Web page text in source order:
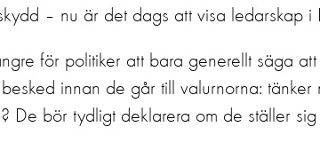
– nu är det dags att visa ledarskap i
för politiker att bara generellt säga att
innan de går till valurnorna: tänker
De bör tydligt deklarera om de ställer